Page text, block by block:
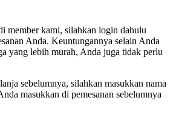
member kami, silahkan login dahulu
Anda. Keuntungannya selain Anda
yang lebih murah, Anda juga tidak perlu
sebelumnya, silahkan masukkan nama
masukkan di pemesanan sebelumnya